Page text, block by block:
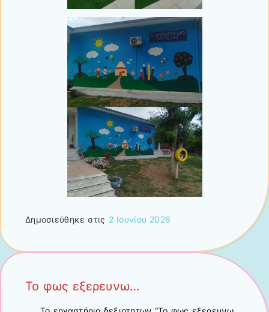
Δημοσιεύθηκε στις 2 Ιουνίου 2026
Το φως εξερευνω…